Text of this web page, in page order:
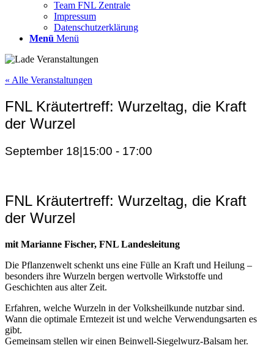
Team FNL Zentrale
Impressum
Datenschutzerklärung
Menü Menü
« Alle Veranstaltungen
FNL Kräutertreff: Wurzeltag, die Kraft
der Wurzel
September 18|15:00 - 17:00
FNL Kräutertreff: Wurzeltag, die Kraft
der Wurzel
mit Marianne Fischer, FNL Landesleitung
Die Pflanzenwelt schenkt uns eine Fülle an Kraft und Heilung –
besonders ihre Wurzeln bergen wertvolle Wirkstoffe und
Geschichten aus alter Zeit.
Erfahren, welche Wurzeln in der Volksheilkunde nutzbar sind.
Wann die optimale Erntezeit ist und welche Verwendungsarten es
gibt.
Gemeinsam stellen wir einen Beinwell-Siegelwurz-Balsam her.